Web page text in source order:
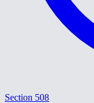
Section 508